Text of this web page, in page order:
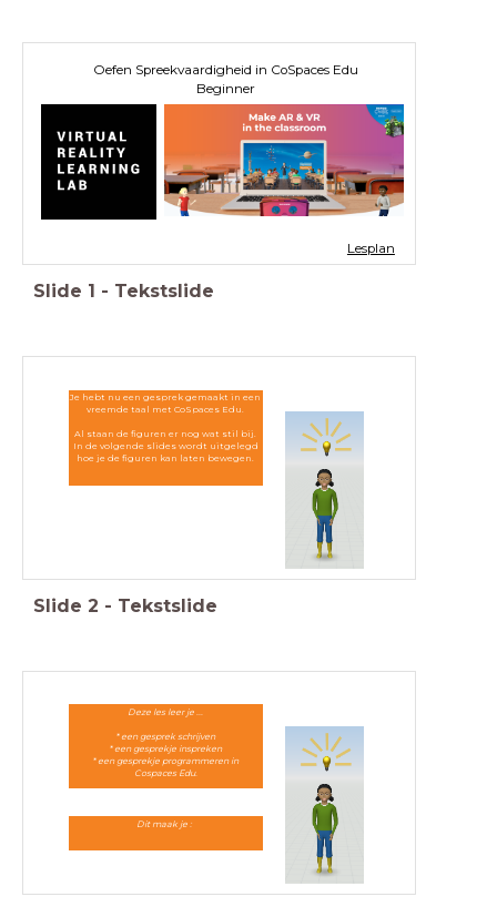
Oefen Spreekvaardigheid in CoSpaces Edu
Beginner
Lesplan
Slide 1 - Tekstslide
Je hebt nu een gesprek gemaakt in een
vreemde taal met CoSpaces Edu.
Al staan de figuren er nog wat stil bij.
In de volgende slides wordt uitgelegd
hoe je de figuren kan laten bewegen.
Slide 2 - Tekstslide
Deze les leer je ...
* een gesprek schrijven
* een gesprekje inspreken
* een gesprekje programmeren in
Cospaces Edu.
Dit maak je :